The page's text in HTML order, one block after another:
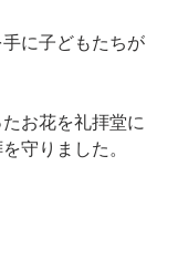
に子どもたちが
お花を礼拝堂に
守りました。